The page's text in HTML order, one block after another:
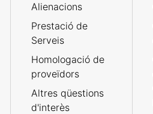
Alienacions
Prestació de
Serveis
Homologació de
proveïdors
Altres qüestions
d'interès